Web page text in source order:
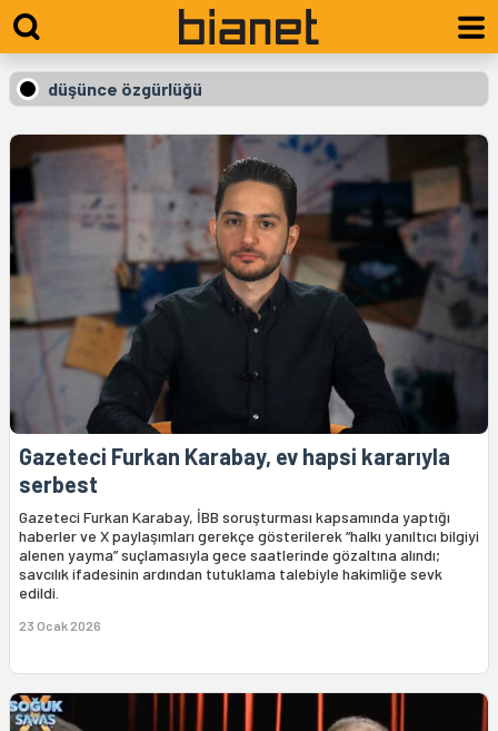
düşünce özgürlüğü
Gazeteci Furkan Karabay, ev hapsi kararıyla
serbest
Gazeteci Furkan Karabay, İBB soruşturması kapsamında yaptığı
haberler ve X paylaşımları gerekçe gösterilerek “halkı yanıltıcı bilgiyi
alenen yayma” suçlamasıyla gece saatlerinde gözaltına alındı;
savcılık ifadesinin ardından tutuklama talebiyle hakimliğe sevk
edildi.
23 Ocak 2026